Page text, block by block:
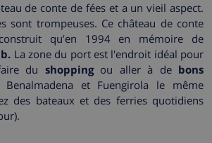
de conte de fées et a un vieil aspect.
sont trompeuses. Ce château de conte
qu’en 1994 en mémoire de
La zone du port est l'endroit idéal pour
du shoppingou aller à de bons
Benalmadena et Fuengirola le même
des bateaux et des ferries quotidiens